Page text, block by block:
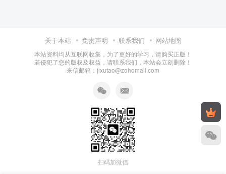
关于本站 免责声明 联系我们 网站地图
本站资料均从互联网收集，为了更好的学习，请购买正版！
若侵犯了您的版权及权益，请联系我们，本站会立刻删除！
来信邮箱：jixutao@zohomail.com
扫码加微信